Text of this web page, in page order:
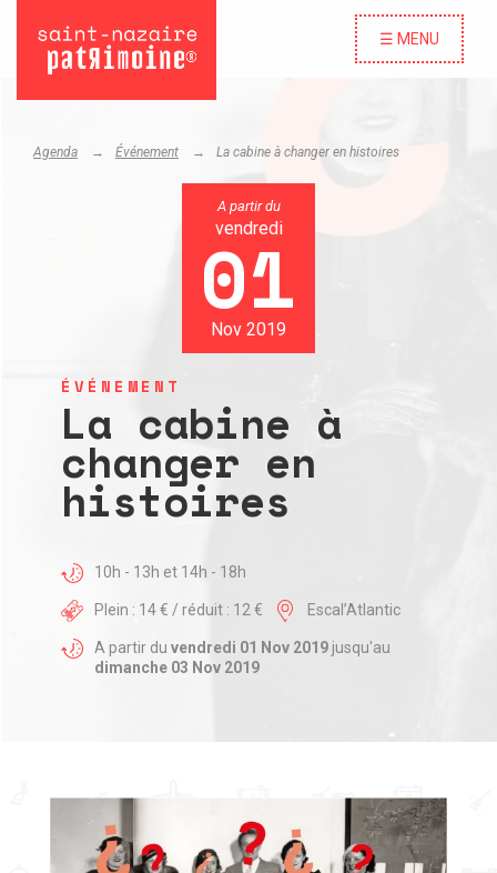
☰ MENU
Agenda Événement La cabine à changer en histoires
A partir du
vendredi
01
Nov 2019
ÉVÉNEMENT
La cabine à
changer en
histoires
10h - 13h et 14h - 18h
Plein : 14 € / réduit : 12 € Escal’Atlantic
A partir du vendredi 01 Nov 2019 jusqu'au
dimanche 03 Nov 2019